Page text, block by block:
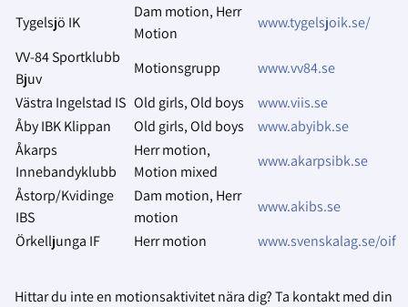
Tygelsjö IK
Dam motion, Herr
Motion
www.tygelsjoik.se/
VV-84 Sportklubb
Bjuv
Motionsgrupp
www.vv84.se
Västra Ingelstad IS Old girls, Old boys
www.viis.se
Åby IBK Klippan
Old girls, Old boys
www.abyibk.se
Åkarps
Innebandyklubb
Herr motion,
Motion mixed
www.akarpsibk.se
Åstorp/Kvidinge
IBS
Dam motion, Herr
motion
www.akibs.se
Örkelljunga IF
Herr motion www.svenskalag.se/oif
Hittar du inte en motionsaktivitet nära dig? Ta kontakt med din